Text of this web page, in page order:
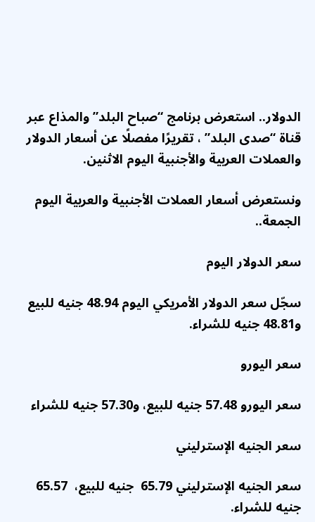
الدولار.. استعرض برنامج “صباح البلد” والمذاع عبر
قناة “صدى البلد” ، تقريرًا مفصلًا عن أسعارالدولار
والعملات العربية والأجنبية اليوم الاثنين.
ونستعرض أسعار العملات الأجنبية والعربية اليوم
الجمعة..
سعر الدولار اليوم
سجّل سعر الدولار الأمريكي اليوم 48.94 جنيه للبيع
و48.81 جنيه للشراء.
سعر اليورو
سعر اليورو 57.48 جنيه للبيع، و57.30 جنيه للشراء
سعر الجنيه الإسترليني
سعر الجنيه الإسترليني 65.79 جنيه للبيع، 65.57
جنيه للشراء.